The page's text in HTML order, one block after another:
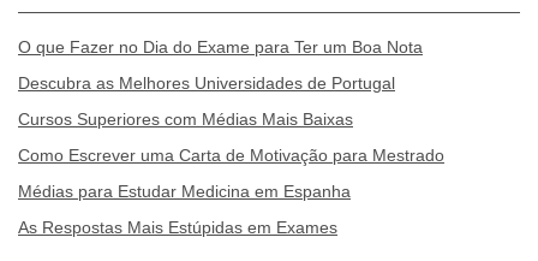
O que Fazer no Dia do Exame para Ter um Boa Nota
Descubra as Melhores Universidades de Portugal
Cursos Superiores com Médias Mais Baixas
Como Escrever uma Carta de Motivação para Mestrado
Médias para Estudar Medicina em Espanha
As Respostas Mais Estúpidas em Exames